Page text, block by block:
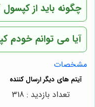
چگونه باید از
آیا می توانم خودم
مشخصات
تعداد بازدید : 318